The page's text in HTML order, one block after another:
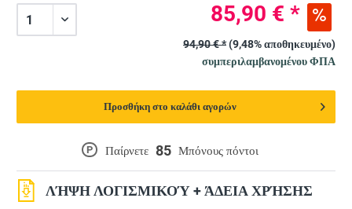
P Παίρνετε 85 Μπόνους πόντοι
ΛΉΨΗ ΛΟΓΙΣΜΙΚΟΎ + ΆΔΕΙΑ ΧΡΉΣΗΣ
85,90 € *
94,90 € *(9,48% αποθηκευμένο)
συμπεριλαμβανομένου ΦΠΑ
Προσθήκη στο καλάθι αγορών